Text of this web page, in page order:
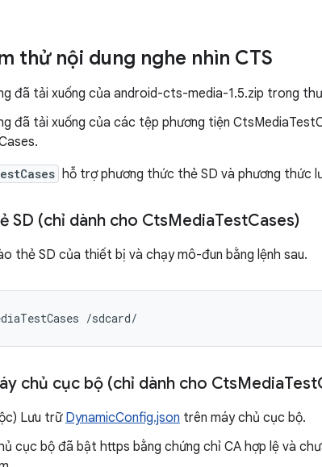
thử nội dung nghe nhìn CTS
đã tải xuống của android-cts-media-1.5.zip trong
đã tải xuống của các tệp phương tiện
hỗ trợ phương thức thẻ SD và phương thức
SD (chỉ dành cho CtsMediaTestCases)
thẻ SD của thiết bị và chạy mô-đun bằng lệnh sau.
/sdcard/
chủ cục bộ (chỉ dành cho CtsMediaTest
Lưu trữ DynamicConfig.json trên máy chủ cục bộ.
cục bộ đã bật https bằng chứng chỉ CA hợp lệ và